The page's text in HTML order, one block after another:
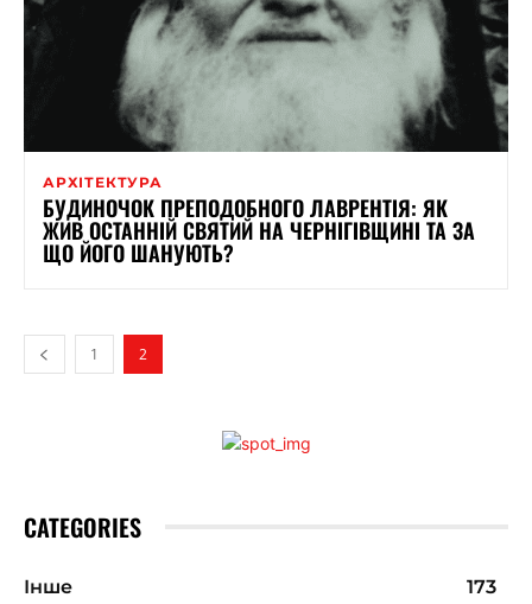
АРХІТЕКТУРА
БУДИНОЧОК ПРЕПОДОБНОГО ЛАВРЕНТІЯ: ЯК
ЖИВ ОСТАННІЙ СВЯТИЙ НА ЧЕРНІГІВЩИНІ ТА ЗА
ЩО ЙОГО ШАНУЮТЬ?
1 2
CATEGORIES
Інше
173